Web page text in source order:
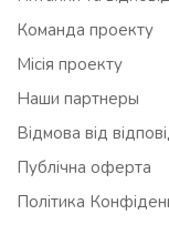
Команда проекту
Місія проекту
Наши партнеры
Відмова від
Публічна оферта
Політика